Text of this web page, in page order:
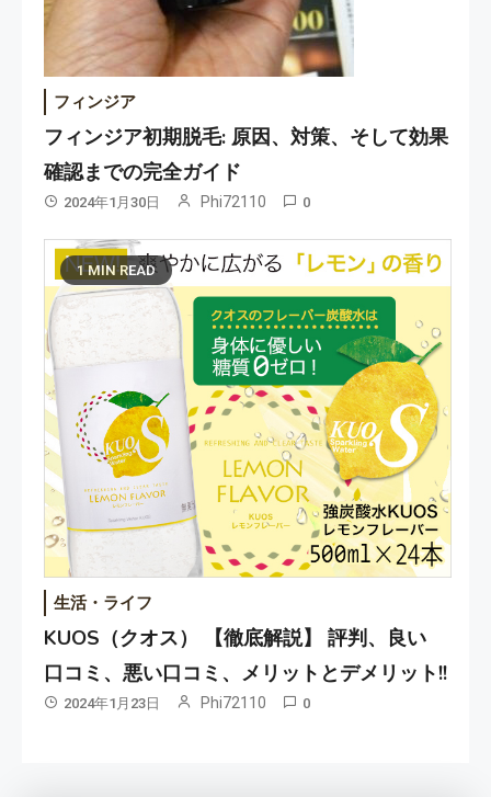
フィンジア
フィンジア初期脱毛: 原因、対策、そして効果
確認までの完全ガイド
2024年1月30日 Phi72110 0
1 MIN READ
生活・ライフ
KUOS（クオス） 【徹底解説】 評判、良い
口コミ、悪い口コミ、メリットとデメリット!!
2024年1月23日 Phi72110 0